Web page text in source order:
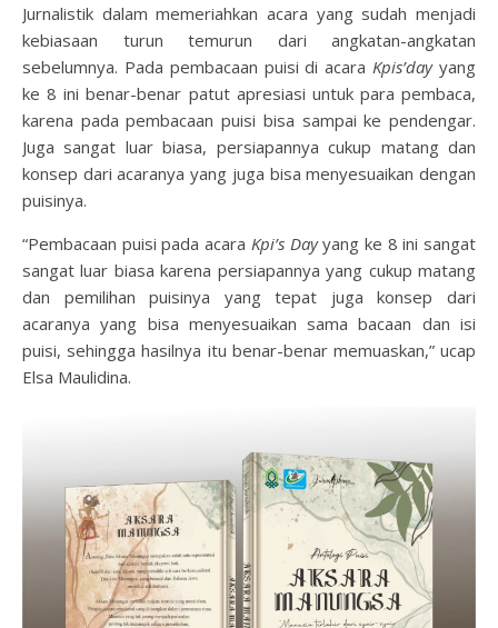
Jurnalistik dalam memeriahkan acara yang sudah menjadi
kebiasaan turun temurun dari angkatan-angkatan
sebelumnya. Pada pembacaan puisi di acaraKpis’dayyang
ke 8 ini benar-benar patut apresiasi untuk para pembaca,
karena pada pembacaan puisi bisa sampai ke pendengar.
Juga sangat luar biasa, persiapannya cukup matang dan
konsep dari acaranya yang juga bisa menyesuaikan dengan
puisinya.
“Pembacaan puisi pada acara Kpi’s Dayyang ke 8 ini sangat
sangat luar biasa karena persiapannya yang cukup matang
dan pemilihan puisinya yang tepat juga konsep dari
acaranya yang bisa menyesuaikan sama bacaan dan isi
puisi, sehingga hasilnya itu benar-benar memuaskan,” ucap
Elsa Maulidina.